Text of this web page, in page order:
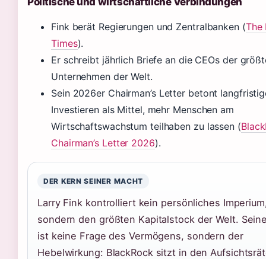
Fink berät Regierungen und Zentralbanken (The
Times).
Er schreibt jährlich Briefe an die CEOs der
Unternehmen der Welt.
Sein 2026er Chairman’s Letter betont
Investieren als Mittel, mehr Menschen am
Wirtschaftswachstum teilhaben zu lassen (
Chairman’s Letter 2026).
DER KERN SEINER MACHT
Larry Fink kontrolliert kein persönliches
sondern den größten Kapitalstock der Welt.
ist keine Frage des Vermögens, sondern der
Hebelwirkung: BlackRock sitzt in den